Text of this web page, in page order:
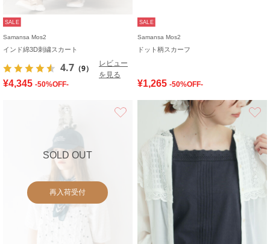
SALE
Samansa Mos2
インド綿3D刺繍スカート
4.7 （9）
レビュー
を見る
¥4,345 -50%OFF-
SALE
Samansa Mos2
ドット柄スカーフ
¥1,265 -50%OFF-
SOLD OUT
再入荷受付
お気に入り